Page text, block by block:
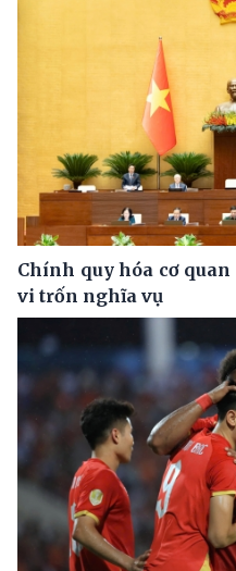
Chính quy hóa cơ
vi trốn nghĩa vụ